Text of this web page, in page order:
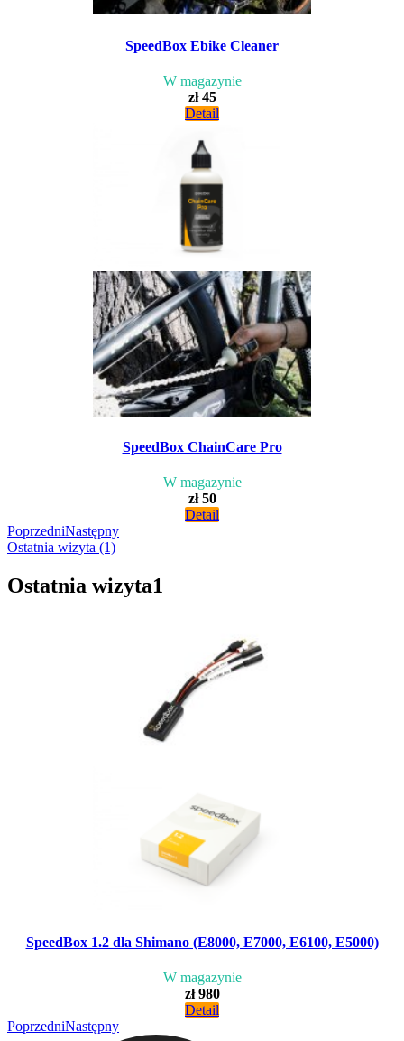
SpeedBox Ebike Cleaner
W magazynie
zł 45
Detail
SpeedBox ChainCare Pro
W magazynie
zł 50
Detail
PoprzedniNastępny
Ostatnia wizyta (1)
Ostatnia wizyta1
SpeedBox 1.2 dla Shimano (E8000, E7000, E6100, E5000)
W magazynie
zł 980
Detail
PoprzedniNastępny